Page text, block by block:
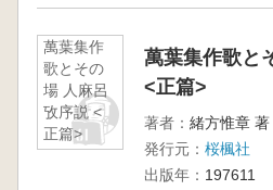
萬葉集作
歌とその
場 人麻呂
攷序説 <
正篇>
萬葉集作歌と
<正篇>
著者： 緒方惟章 著
発行元： 桜楓社
出版年： 197611